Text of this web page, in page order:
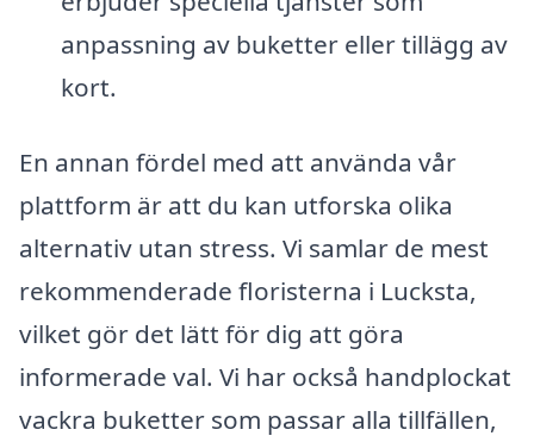
anpassning av buketter eller tillägg av
kort.
En annan fördel med att använda vår
plattform är att du kan utforska olika
alternativ utan stress. Vi samlar de mest
rekommenderade floristerna i Lucksta,
vilket gör det lätt för dig att göra
informerade val. Vi har också handplockat
vackra buketter som passar alla tillfällen,